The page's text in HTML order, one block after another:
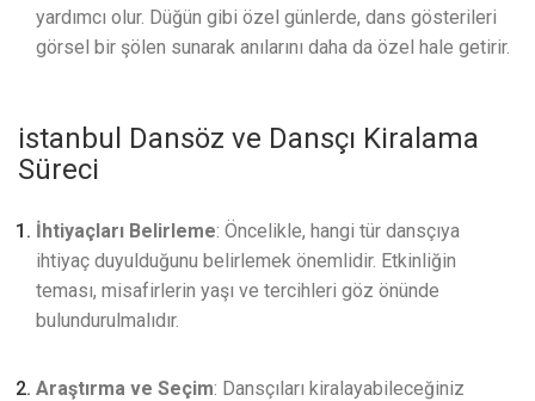
yardımcı olur. Düğün gibi özel günlerde, dans gösterileri
görsel bir şölen sunarak anılarını daha da özel hale getirir.
istanbul Dansöz ve Dansçı Kiralama
Süreci
İhtiyaçları Belirleme: Öncelikle, hangi tür dansçıya
ihtiyaç duyulduğunu belirlemek önemlidir. Etkinliğin
teması, misafirlerin yaşı ve tercihleri göz önünde
bulundurulmalıdır.
Araştırma ve Seçim: Dansçıları kiralayabileceğiniz